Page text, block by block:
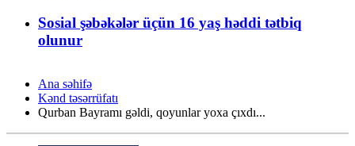
Sosial şəbəkələr üçün 16 yaş həddi tətbiq
olunur
Ana səhifə
Kənd təsərrüfatı
Qurban Bayramı gəldi, qoyunlar yoxa çıxdı...